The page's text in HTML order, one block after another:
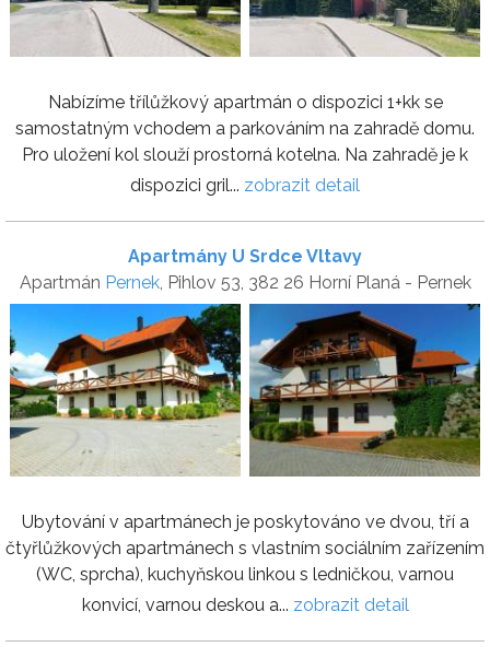
Nabízíme třílůžkový apartmán o dispozici 1+kk se
samostatným vchodem a parkováním na zahradě domu.
Pro uložení kol slouží prostorná kotelna. Na zahradě je k
dispozici gril... zobrazit detail
Apartmány U Srdce Vltavy
Apartmán Pernek, Pihlov 53, 382 26 Horní Planá - Pernek
Ubytování v apartmánech je poskytováno ve dvou, tří a
čtyřlůžkových apartmánech s vlastním sociálním zařízením
(WC, sprcha), kuchyňskou linkou s ledničkou, varnou
konvicí, varnou deskou a... zobrazit detail